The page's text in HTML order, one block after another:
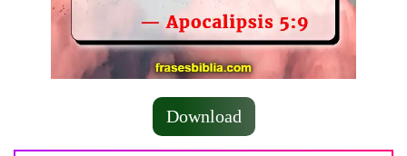
Download